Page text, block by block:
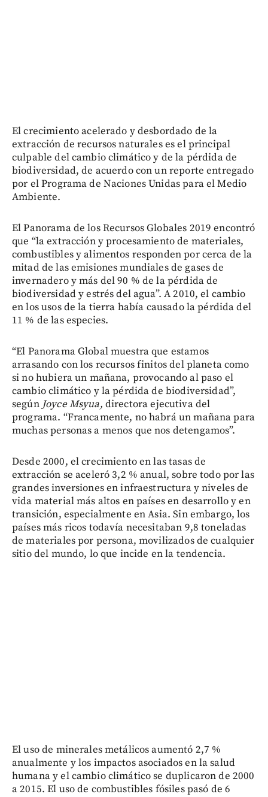
El crecimiento acelerado y desbordado de la
extracción de recursos naturales es el principal
culpable del cambio climático y de la pérdida de
biodiversidad, de acuerdo con un reporte entregado
por el Programa de Naciones Unidas para el Medio
Ambiente.
El Panorama de los Recursos Globales 2019 encontró
que “la extracción y procesamiento de materiales,
combustibles y alimentos responden por cerca de la
mitad de las emisiones mundiales de gases de
invernadero y más del 90 % de la pérdida de
biodiversidad y estrés del agua”. A 2010, el cambio
en los usos de la tierra había causado la pérdida del
11 % de las especies.
“El Panorama Global muestra que estamos
arrasando con los recursos finitos del planeta como
si no hubiera un mañana, provocando al paso el
cambio climático y la pérdida de biodiversidad”,
segúnJoyce Msyua, directora ejecutiva del
programa. “Francamente, no habrá un mañana para
muchas personas a menos que nos detengamos”.
Desde 2000, el crecimiento en las tasas de
extracción se aceleró 3,2 % anual, sobre todo por las
grandes inversiones en infraestructura y niveles de
vida material más altos en países en desarrollo y en
transición, especialmente en Asia. Sin embargo, los
países más ricos todavía necesitaban 9,8 toneladas
de materiales por persona, movilizados de cualquier
sitio del mundo, lo que incide en la tendencia.
El uso de minerales metálicos aumentó 2,7 %
anualmente y los impactos asociados en la salud
humana y el cambio climático se duplicaron de 2000
a 2015. El uso de combustibles fósiles pasó de 6